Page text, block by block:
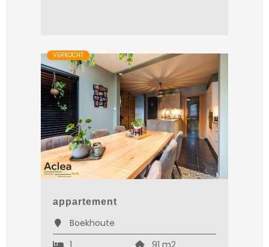
VERKOCHT
appartement
Boekhoute
1
91 m2